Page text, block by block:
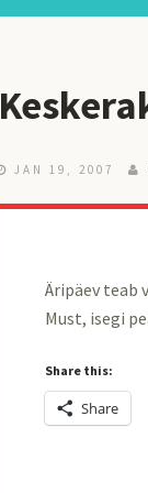
JAN 19, 2007
Äripäev teab
Must, isegi
Share this:
Share